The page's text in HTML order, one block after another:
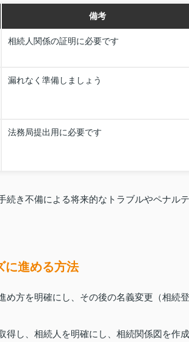
備考
相続人関係の証明に必要です
漏れなく準備しましょう
法務局提出用に必要です
続き不備による将来的なトラブルやペナルテ
に進める方法
め方を明確にし、その後の名義変更（相続登
得し、相続人を明確にし、相続関係図を作成